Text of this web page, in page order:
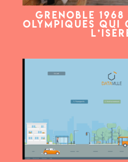
Grenoble
Olympiques qui